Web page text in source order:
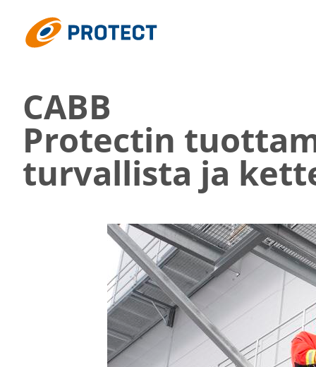
suoraan
sisältöön
Protect
CABB
Protectin
turval­lista ja